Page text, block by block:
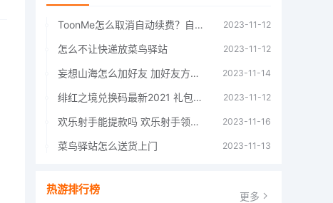
ToonMe怎么取消自动续费？自动续费关闭方法 2023-11-12
怎么不让快递放菜鸟驿站 2023-11-12
妄想山海怎么加好友 加好友方法大全 2023-11-14
绯红之境兑换码最新2021 礼包兑换码大全 2023-11-12
欢乐射手能提款吗 欢乐射手领红包是真的吗 2023-11-16
菜鸟驿站怎么送货上门 2023-11-13
热游排行榜 更多